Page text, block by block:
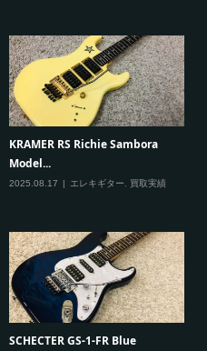
SE
ギター,買取実績
VOX mini5
2025.08.09 アンプ
PRS） SE
VanZandt JBV Jazz
ント ...